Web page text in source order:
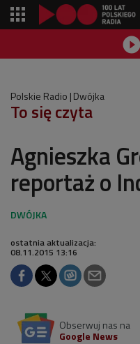

Polskie Radio Dwójka
To się czyta
Agnieszka
reportaż o
ostatnia aktualizacja:
08.11.2015 13:16
Obserwuj nas na
Google News